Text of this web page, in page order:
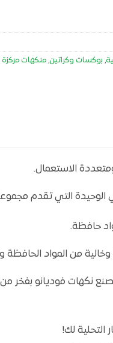
, بوكسات وكراتين, منكهات مركزة | Food Flavorings
الاستعمال.
هي الوحيدة التي تقدم
حافظة.
من المواد الحافظة
فوديانو بفخر من
التحلية لك!